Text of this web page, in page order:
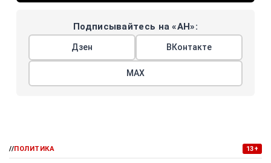
Подписывайтесь на «АН»:
Дзен ВКонтакте
МАХ
//ПОЛИТИКА 13+